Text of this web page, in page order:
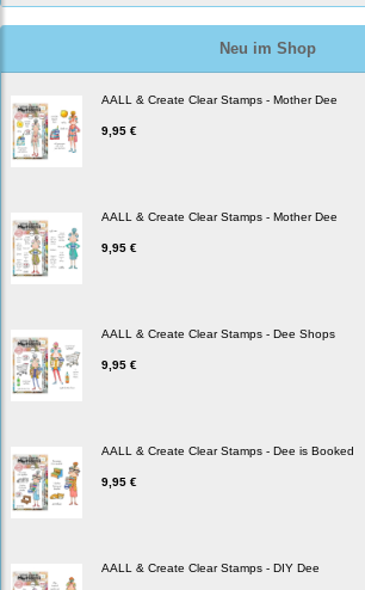
Neu im Shop
AALL & Create Clear Stamps - Mother Dee
9,95 €
AALL & Create Clear Stamps - Mother Dee
9,95 €
AALL & Create Clear Stamps - Dee Shops
9,95 €
AALL & Create Clear Stamps - Dee is Booked
9,95 €
AALL & Create Clear Stamps - DIY Dee